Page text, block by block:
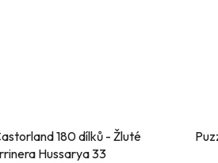
180 dílků - Žluté
Hussarya 33